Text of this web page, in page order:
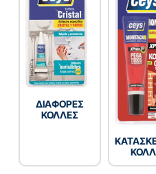
ΔΙΑΦΟΡΕΣ
ΚΟΛΛΕΣ